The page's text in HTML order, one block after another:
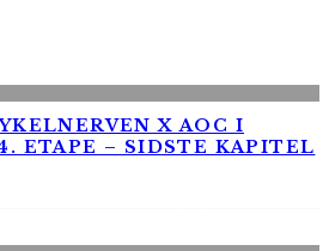
X AOC I
ETAPE – SIDSTE KAPITEL